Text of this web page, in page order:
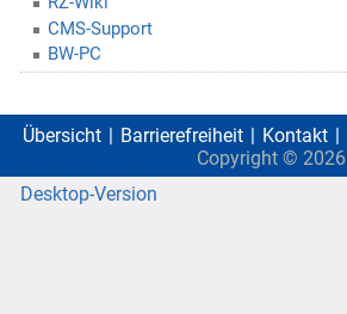
CMS-Support
BW-PC
Übersicht Barrierefreiheit Kontakt
Copyright © 2026
Desktop-Version